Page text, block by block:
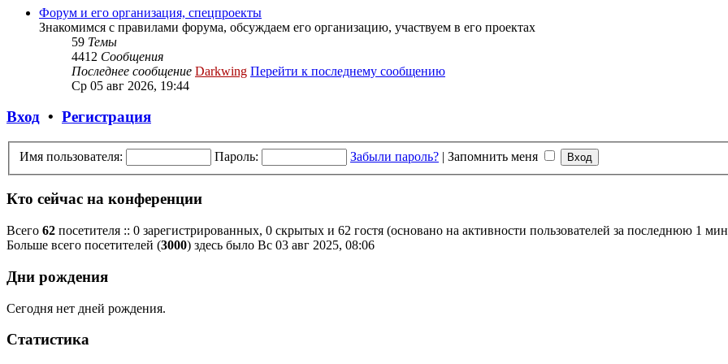
Форум и его организация, спецпроекты
Знакомимся с правилами форума, обсуждаем его организацию, участвуем в его проектах
59 Темы
4412 Сообщения
Последнее сообщение Darkwing Перейти к последнему сообщению
Ср 05 авг 2026, 19:44
Вход • Регистрация
Имя пользователя: Пароль: Забыли пароль? | Запомнить меня
Кто сейчас на конференции
Всего 62 посетителя :: 0 зарегистрированных, 0 скрытых и 62 гостя (основано на активности пользователей за последнюю 1
Больше всего посетителей (3000) здесь было Вс 03 авг 2025, 08:06
Дни рождения
Сегодня нет дней рождения.
Статистика